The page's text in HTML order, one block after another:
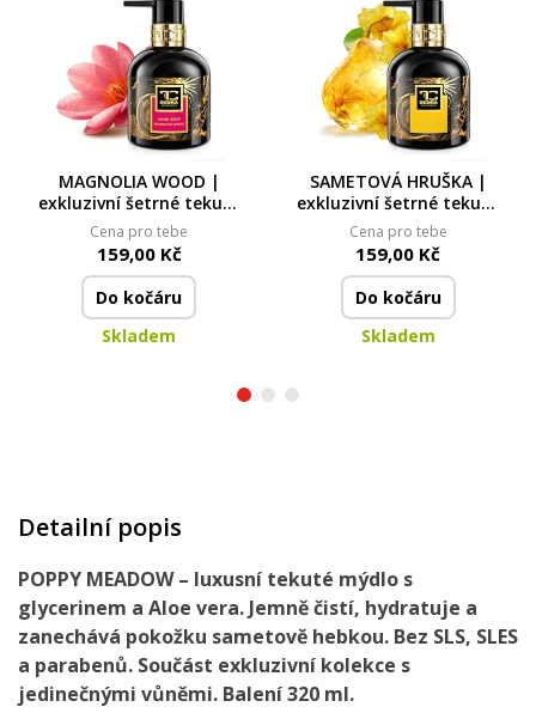
MAGNOLIA WOOD |
exkluzivní šetrné tekuté
mýdlo s glycerinem &
Aloe vera | 320 ml
Cena pro tebe
159,00 Kč
Do kočáru
Skladem
SAMETOVÁ HRUŠKA |
exkluzivní šetrné tekuté
mýdlo s glycerinem &
Aloe vera | 320 ml
Cena pro tebe
159,00 Kč
Do kočáru
Skladem
Detailní popis
POPPY MEADOW – luxusní tekuté mýdlo s
glycerinem a Aloe vera. Jemně čistí, hydratuje a
zanechává pokožku sametově hebkou. Bez SLS, SLES
a parabenů. Součást exkluzivní kolekce s
jedinečnými vůněmi. Balení 320 ml.